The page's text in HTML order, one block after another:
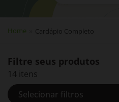
Home Cardápio Completo
Filtre seus produtos
14 itens
Selecionar filtros